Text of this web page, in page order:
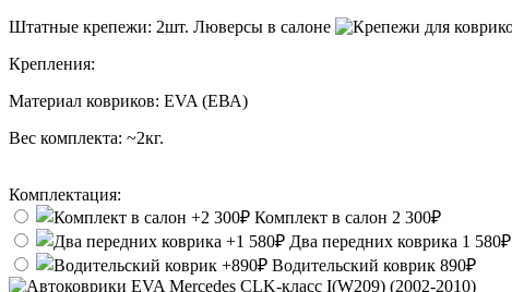
Штатные крепежи: 2шт. Люверсы в салоне
Крепления:
Материал ковриков: EVA (ЕВА)
Вес комплекта: ~2кг.
Комплектация:
Комплект в салон 2 300₽
Два передних коврика 1 580₽
Водительский коврик 890₽